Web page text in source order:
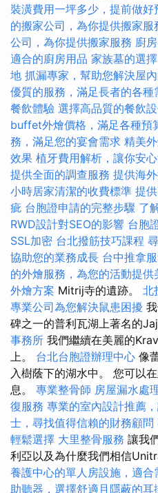
裝潢費用一坪多少，提前做好
的搬家公司，為你提供搬家服
公司，為你提供搬家服務 廚
適合的廚房用品 家族墓的選
地 抓漏專家，幫助您解決屋
優質的服務，滿足長者的各種
餐飲體驗 選擇高品質的餐飲
buffet外燴價格，滿足各種預
務，滿足您的宴會需求 精美
效果 植牙費用解析，讓你安
提供全面的調查服務 提供海
小時居家清潔的收費標準 提
疵 台胞證申請的完整步驟 了
RWD設計對SEO的影響 台胞
SSL加密 台北撥筋技巧課程
協助您的業務成長 台中推拿
的外燴服務，為您的活動提供
外燴方案 Mitrij寺的遺跡。 北
專業公司為您解決鼠患困擾
碑之一的普利瓦湖上著名的
事務所 我們繼續在美麗的
上。 台北台胞證辦理中心 像
入樹蔭下的湖水中。 您可以
息。 專業整骨師 房屋漏水處
復服務 專業的室內設計推薦
士，尋找值得信賴的財務顧問
輕鬆選擇 大里整骨服務 讓我
利亞以及為什麼我們相信
養護中心的單人房設施，適
助聽器，選擇舒適且隱蔽的耳